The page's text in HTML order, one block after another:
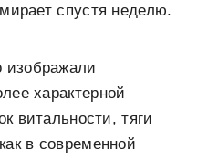
спустя неделю.
характерной
витальности, тяги
в совре­менной